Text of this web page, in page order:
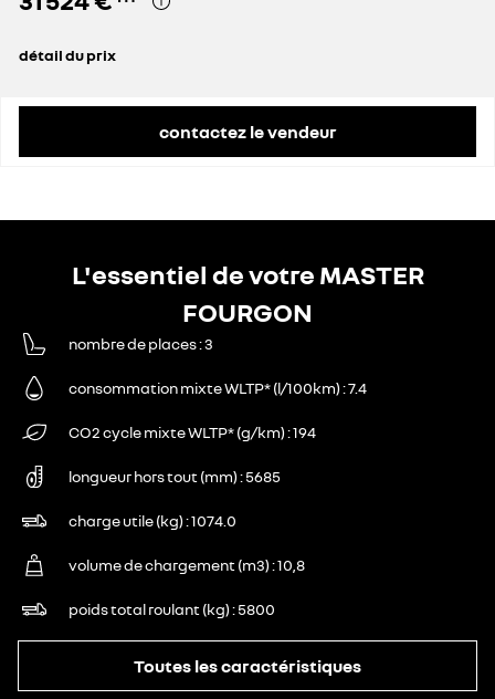
détail du prix
contactez le vendeur
L'essentiel de votre MASTER
FOURGON
nombre de places 3
consommation mixte WLTP* (l/100km) 7.4
CO2 cycle mixte WLTP* (g/km) 194
longueur hors tout (mm) 5685
charge utile (kg) 1074.0
volume de chargement (m3) 10,8
poids total roulant (kg) 5800
Toutes les caractéristiques